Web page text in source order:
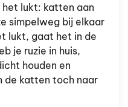
het lukt: katten aan
simpelweg bij elkaar
lukt, gaat het in de
je ruzie in huis,
houden en
de katten toch naar